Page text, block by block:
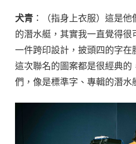
犬青 ：（指身上衣服）這是
的潛水艇，其實我一直覺得很
一件跨印設計，披頭四的字在
這次聯名的圖案都是很經典的
們，像是標準字、專輯的潛水